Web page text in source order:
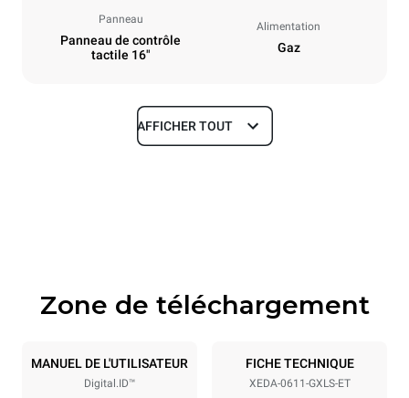
Panneau
Panneau de contrôle
tactile 16"
Alimentation
Gaz
Dimensions
Caractéristiques de la plaque
6 GN 1/1
Espace entre les plaques
AFFICHER TOUT
Zone de téléchargement
MANUEL DE L'UTILISATEUR
Digital.ID™
FICHE TECHNIQUE
XEDA-0611-GXLS-ET